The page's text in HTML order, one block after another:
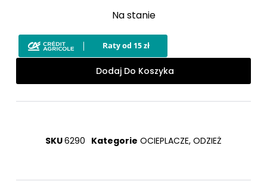
Na stanie
Dodaj Do Koszyka
SKU6290 Kategorie OCIEPLACZE, ODZIEŻ